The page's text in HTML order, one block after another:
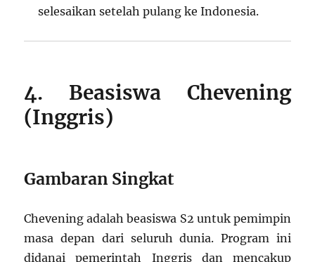
selesaikan setelah pulang ke Indonesia.
4. Beasiswa Chevening
(Inggris)
Gambaran Singkat
Chevening adalah beasiswa S2 untuk pemimpin
masa depan dari seluruh dunia. Program ini
didanai pemerintah Inggris dan mencakup